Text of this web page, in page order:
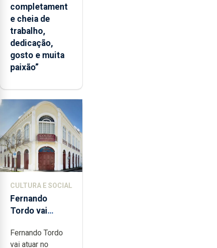
completament
e cheia de
trabalho,
dedicação,
gosto e muita
paixão”
CULTURA E SOCIAL
Fernando
Tordo vai
anos de
Fernando Tordo
vai atuar no